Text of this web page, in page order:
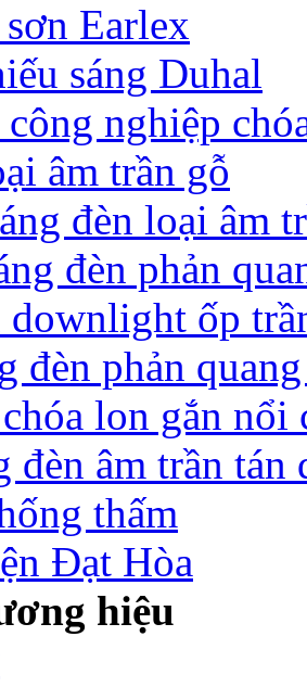
Earlex
sáng Duhal
nghiệp
âm trần gỗ
đèn loại âm
đèn phản
ốp
đèn phản
lon gắn nổi
âm trần tán
thấm
Đạt Hòa
hiệu